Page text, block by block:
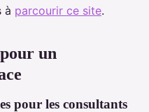
à parcourir ce site.
un
pour les consultants